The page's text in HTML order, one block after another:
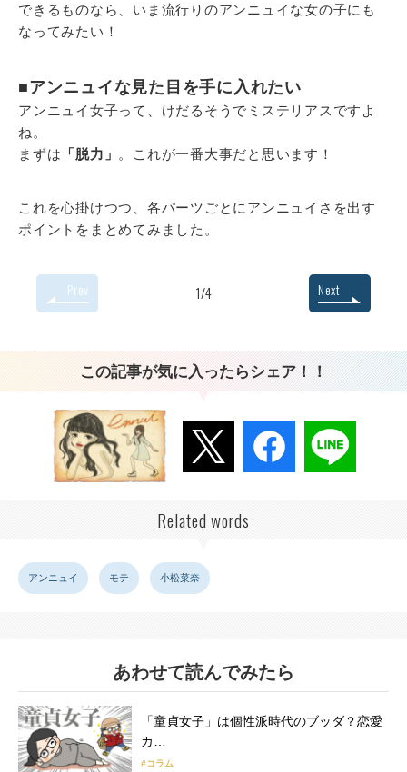
できるものなら、いま流行りのアンニュイな女の子にも
なってみたい！
■アンニュイな見た目を手に入れたい
アンニュイ女子って、けだるそうでミステリアスですよ
ね。
まずは 「脱力」 。これが一番大事だと思います！
これを心掛けつつ、各パーツごとにアンニュイさを出す
ポイントをまとめてみました。
1/4
Prev Next
この記事が気に入ったらシェア！！
Related words
アンニュイ モテ 小松菜奈
あわせて読んでみたら
「童貞女子」は個性派時代のブッダ？恋愛
カ…
#コラム